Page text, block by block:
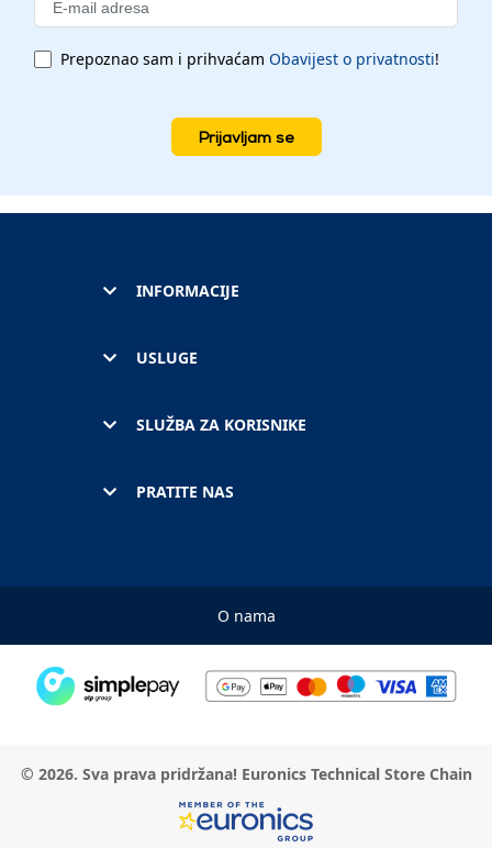
Prepoznao sam i prihvaćam Obavijest o privatnosti!
Prijavljam se
INFORMACIJE
USLUGE
SLUŽBA ZA KORISNIKE
PRATITE NAS
O nama
© 2026. Sva prava pridržana! Euronics Technical Store Chain